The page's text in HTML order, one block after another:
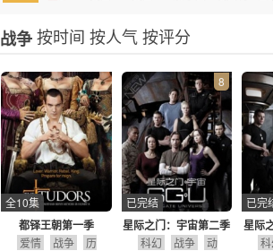
战争按时间 按人气 按评分
都铎王朝第一季
全10集
爱情 战争
历
星际之门：宇宙第二季
8
已完结
科幻 战争
动
星际
已完